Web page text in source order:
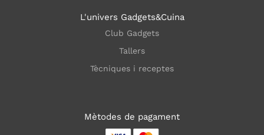
L'univers Gadgets&Cuina
Club Gadgets
Tallers
Tècniques i receptes
Mètodes de pagament